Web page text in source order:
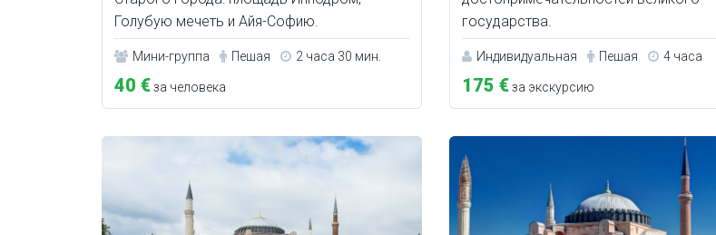
Голубую мечеть и Айя-Софию.
Мини-группа Пешая 2 часа 30 мин.
40 €за человека
государства.
Индивидуальная Пешая 4 часа
175 €за экскурсию